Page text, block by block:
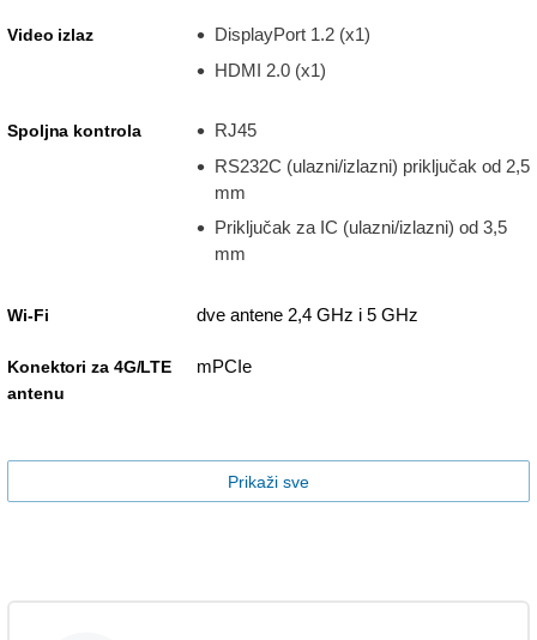
Video izlaz
DisplayPort 1.2 (x1)
HDMI 2.0 (x1)
Spoljna kontrola
RJ45
RS232C (ulazni/izlazni) priključak od 2,5
mm
Priključak za IC (ulazni/izlazni) od 3,5
mm
Wi-Fi dve antene 2,4 GHz i 5 GHz
Konektori za 4G/LTE
antenu
mPCIe
Prikaži sve